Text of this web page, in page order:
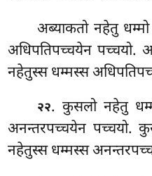
अब्याकतो नहेतु
अधिपतिपच्चयेन पच्चयो.
नहेतुस्स धम्मस्स
२२. कुसलो नहेतु
अनन्तरपच्चयेन पच्चयो.
नहेतुस्स धम्मस्स